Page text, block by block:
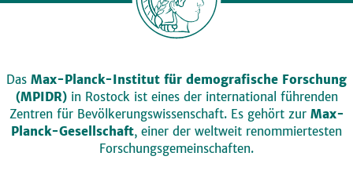
Das Max-Planck-Institut für demografische Forschung
(MPIDR)in Rostock ist eines der international führenden
Zentren für Bevölkerungswissenschaft. Es gehört zur Max-
Planck-Gesellschaft, einer der weltweit renommiertesten
Forschungsgemeinschaften.